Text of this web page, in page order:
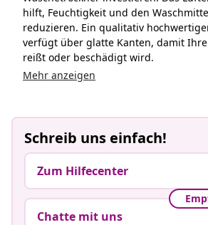
hilft, Feuchtigkeit und den
reduzieren. Ein qualitativ
verfügt über glatte Kanten, damit
reißt oder beschädigt wird.
Mehr anzeigen
Schreib uns einfach!
Zum Hilfecenter
Chatte mit uns